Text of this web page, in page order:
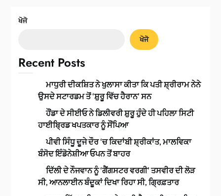
ਖੋਜੋ
ਖੋਜੋ
Recent Posts
ਮਾਧੁਰੀ ਦੀਕਸ਼ਿਤ ਨੇ ਖੁਲਾਸਾ ਕੀਤਾ ਕਿ ਪਤੀ ਸ਼੍ਰੀਰਾਮ ਨੇਨੇ
ਉਸਦੇ ਸਟਾਰਡਮ ਤੋਂ ‘ਸ਼ੁਰੂ ਵਿੱਚ ਹੈਰਾਨ’ ਸਨ
ਹੌਂਡਾ ਦੇ ਸੀਈਓ ਨੇ ਡਿਲੀਵਰੀ ਸ਼ੁਰੂ ਹੁੰਦੇ ਹੀ ਪਹਿਲਾ ਸਿਟੀ
ਹਾਈਬ੍ਰਿਡ ਖਪਤਕਾਰ ਨੂੰ ਸੌਂਪਿਆ
ਪੀਵੀ ਸਿੰਧੂ ਦੂਜੇ ਦੌਰ ‘ਚ ਕਿਦਾਂਬੀ ਸ਼੍ਰੀਕਾਂਤ, ਮਾਲਵਿਕਾ
ਬੰਸੋਦ ਇੰਡੋਨੇਸ਼ੀਆ ਓਪਨ ਤੋਂ ਬਾਹਰ
ਦਿੱਲੀ ਦੇ ਨੌਜਵਾਨ ਨੂੰ ‘ਗੈਂਗਸਟਰ ਵਰਗੀ’ ਤਸਵੀਰ ਦੀ ਲੋੜ
ਸੀ, ਆਨਲਾਈਨ ਬੰਦੂਕਾਂ ਦਿਖਾ ਰਿਹਾ ਸੀ, ਗ੍ਰਿਫ਼ਤਾਰ